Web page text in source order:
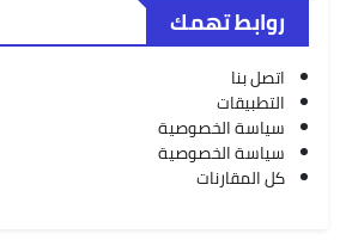
روابط تهمك
اتصل بنا
التطبيقات
سياسة الخصوصية
سياسة الخصوصية
كل المقارنات